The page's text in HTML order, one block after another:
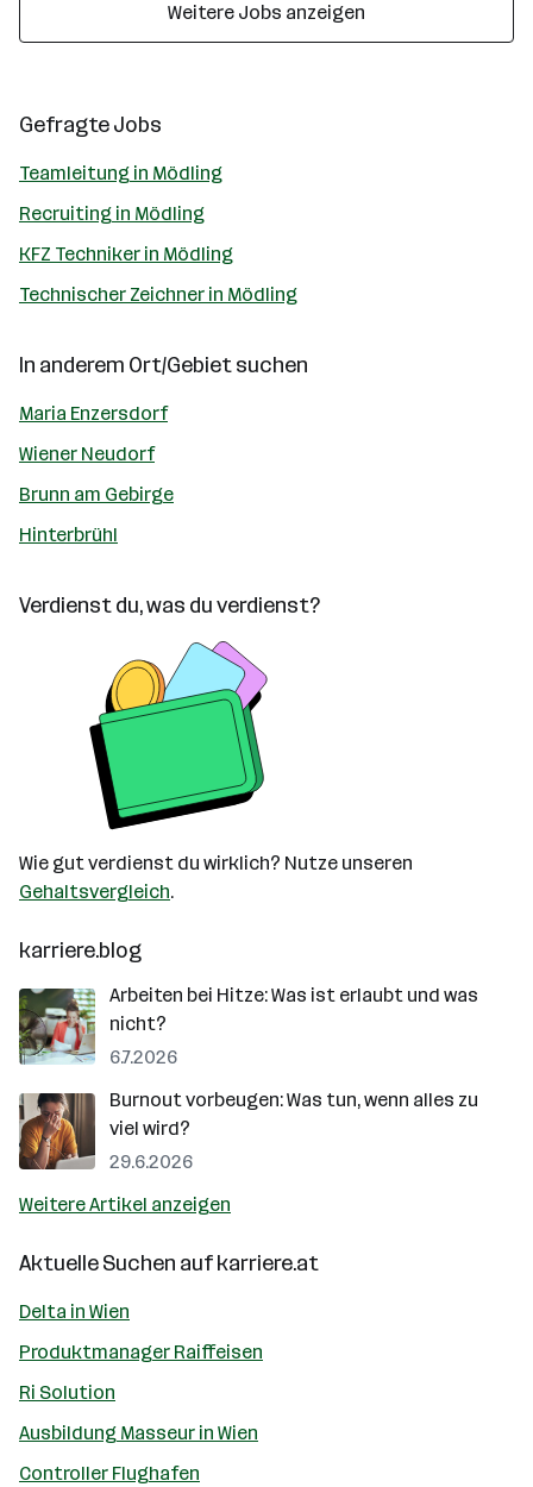
Weitere Jobs anzeigen
Gefragte Jobs
Teamleitung in Mödling
Recruiting in Mödling
KFZ Techniker in Mödling
Technischer Zeichner in Mödling
In anderem Ort/Gebiet suchen
Maria Enzersdorf
Wiener Neudorf
Brunn am Gebirge
Hinterbrühl
Verdienst du, was du verdienst?
Wie gut verdienst du wirklich? Nutze unseren
Gehaltsvergleich.
karriere.blog
Arbeiten bei Hitze: Was ist erlaubt und was
nicht?
6.7.2026
Burnout vorbeugen: Was tun, wenn alles zu
viel wird?
29.6.2026
Weitere Artikel anzeigen
Aktuelle Suchen aufkarriere.at
Delta in Wien
Produktmanager Raiffeisen
Ri Solution
Ausbildung Masseur in Wien
Controller Flughafen